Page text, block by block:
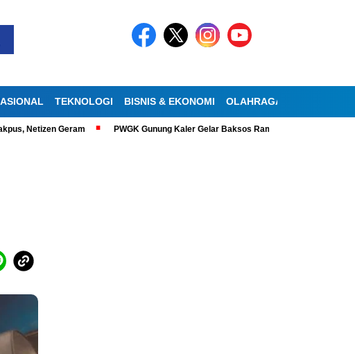
TEKNOLOGI BISNIS & EKONOMI OLAHRAGA
Geram PWGK Gunung Kaler Gelar Baksos Ramadan, Bantu Lansia